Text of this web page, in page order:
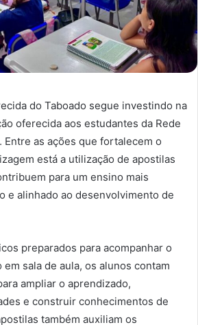
do Taboado segue investindo na
oferecida aos estudantes da Rede
Entre as ações que fortalecem o
está a utilização de apostilas
para um ensino mais
e alinhado ao desenvolvimento de
preparados para acompanhar o
sala de aula, os alunos contam
ampliar o aprendizado,
e construir conhecimentos de
também auxiliam os